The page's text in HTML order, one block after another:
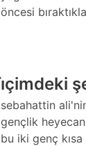
öncesi
i̇çimdeki
sebahattin
gençlik
bu iki genç